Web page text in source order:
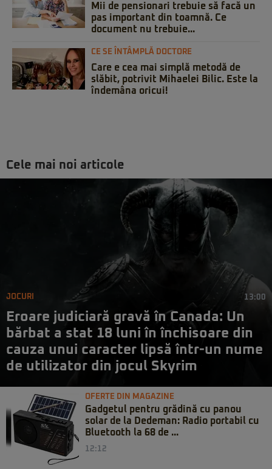
Mii de pensionari trebuie să facă un
pas important din toamnă. Ce
document nu trebuie...
CE SE ÎNTÂMPLĂ DOCTORE
Care e cea mai simplă metodă de
slăbit, potrivit Mihaelei Bilic. Este la
îndemâna oricui!
Cele mai noi articole
JOCURI 13:00
Eroare judiciară gravă în Canada: Un
bărbat a stat 18 luni în închisoare din
cauza unui caracter lipsă într-un nume
de utilizator din jocul Skyrim
OFERTE DIN MAGAZINE
Gadgetul pentru grădină cu panou
solar de la Dedeman: Radio portabil cu
Bluetooth la 68 de ...
12:12